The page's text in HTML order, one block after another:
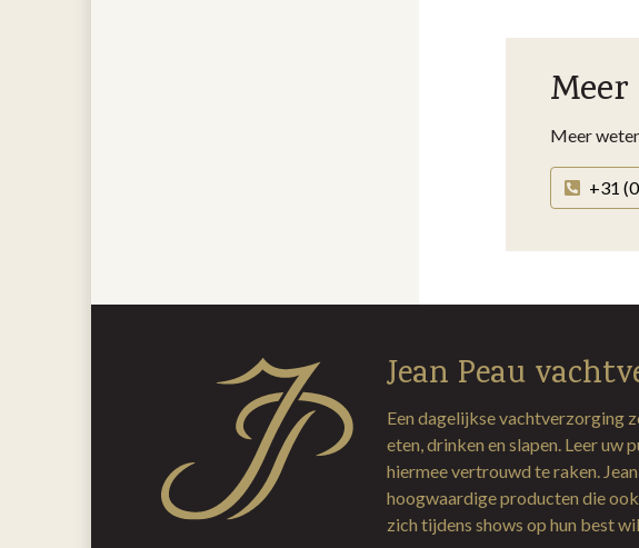
Meer
+31
Jean Peau
Een dagelijkse vachtverzorging
eten, drinken en slapen. Leer uw
hiermee vertrouwd te raken.
hoogwaardige producten die
zich tijdens shows op hun best